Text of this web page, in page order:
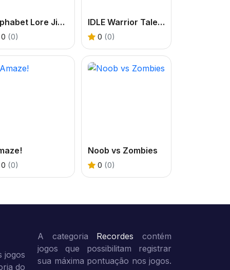
Alphabet Lore Jigsaw
(0)
IDLE Warrior Tales RPG
0 (0)
(0)
Noob vs Zombies
0 (0)
jogos
do
A categoria Recordes contém
jogos que possibilitam registrar
sua máxima pontuação nos jogos.